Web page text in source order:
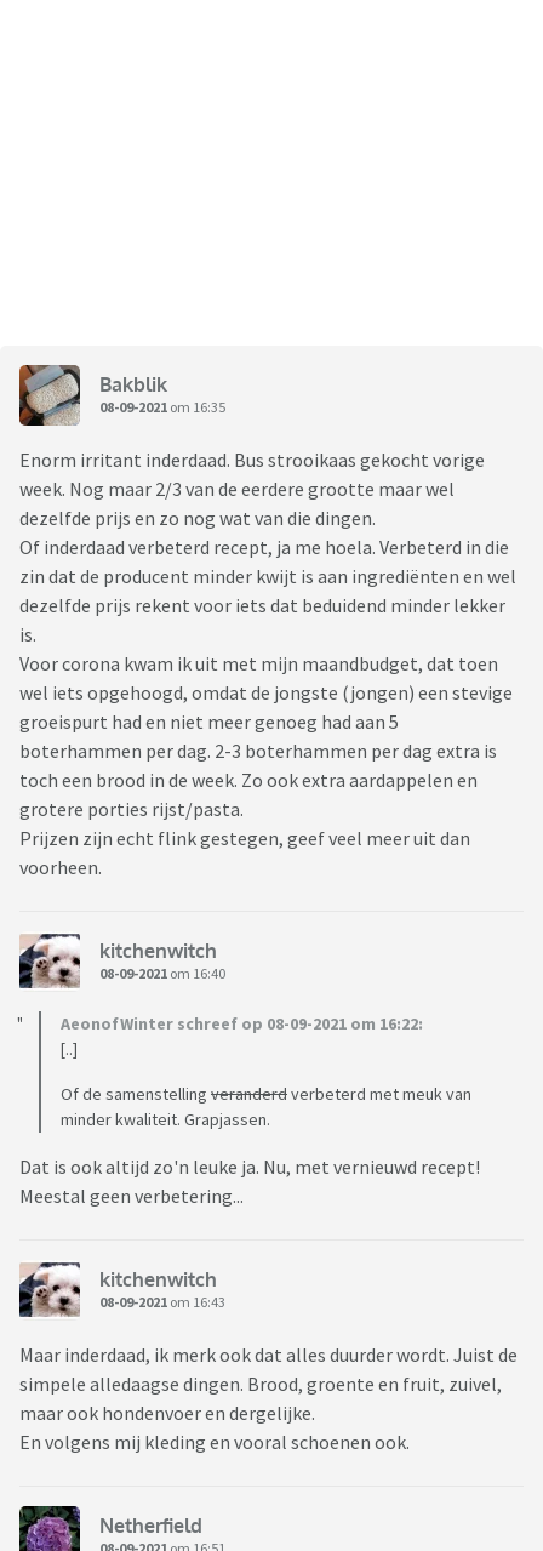
Bakblik
08-09-2021 om 16:35
Enorm irritant inderdaad. Bus strooikaas gekocht vorige
week. Nog maar 2/3 van de eerdere grootte maar wel
dezelfde prijs en zo nog wat van die dingen.
Of inderdaad verbeterd recept, ja me hoela. Verbeterd in die
zin dat de producent minder kwijt is aan ingrediënten en wel
dezelfde prijs rekent voor iets dat beduidend minder lekker
is.
Voor corona kwam ik uit met mijn maandbudget, dat toen
wel iets opgehoogd, omdat de jongste (jongen) een stevige
groeispurt had en niet meer genoeg had aan 5
boterhammen per dag. 2-3 boterhammen per dag extra is
toch een brood in de week. Zo ook extra aardappelen en
grotere porties rijst/pasta.
Prijzen zijn echt flink gestegen, geef veel meer uit dan
voorheen.
kitchenwitch
08-09-2021 om 16:40
AeonofWinter schreef op 08-09-2021 om 16:22:
[..]
Of de samenstelling veranderdverbeterd met meuk van
minder kwaliteit. Grapjassen.
Dat is ook altijd zo'n leuke ja. Nu, met vernieuwd recept!
Meestal geen verbetering...
kitchenwitch
08-09-2021 om 16:43
Maar inderdaad, ik merk ook dat alles duurder wordt. Juist de
simpele alledaagse dingen. Brood, groente en fruit, zuivel,
maar ook hondenvoer en dergelijke.
En volgens mij kleding en vooral schoenen ook.
Netherfield